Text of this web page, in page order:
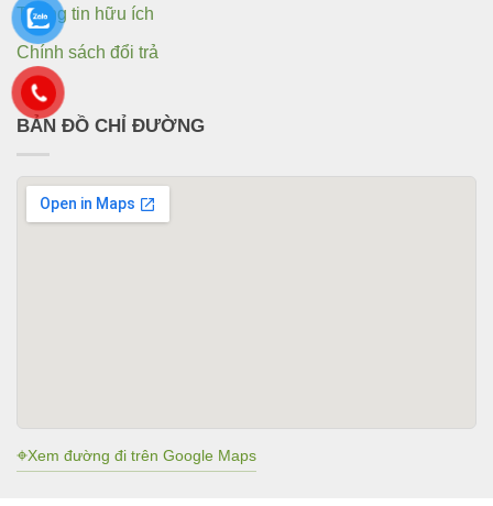
Thông tin hữu ích
Chính sách đổi trả
BẢN ĐỒ CHỈ ĐƯỜNG
⌖Xem đường đi trên Google Maps